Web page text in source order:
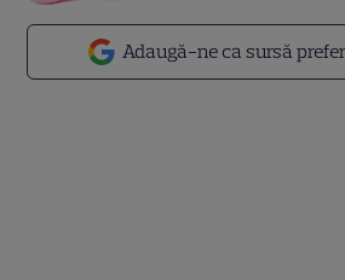
Adaugă-ne ca sursă